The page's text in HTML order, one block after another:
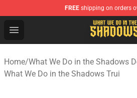
FREE shipping on orders
Open menu
What We Do in the Shadows
Home/What We Do in the Shadows
What We Do in the Shadows Trui